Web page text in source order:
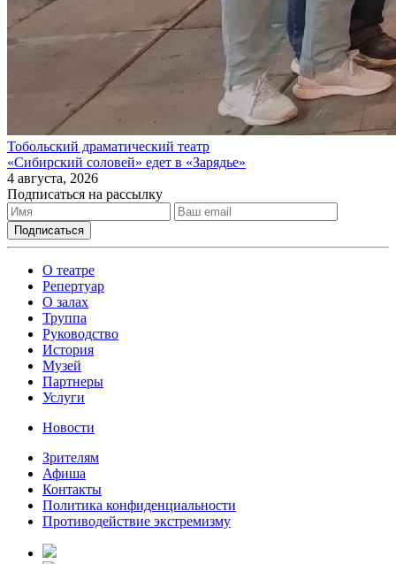
Тобольский драматический театр
«Сибирский соловей» едет в «Зарядье»
4 августа, 2026
Подписаться на рассылку
О театре
Репертуар
О залах
Труппа
Руководство
История
Музей
Партнеры
Услуги
Новости
Зрителям
Афиша
Контакты
Политика конфиденциальности
Противодействие экстремизму